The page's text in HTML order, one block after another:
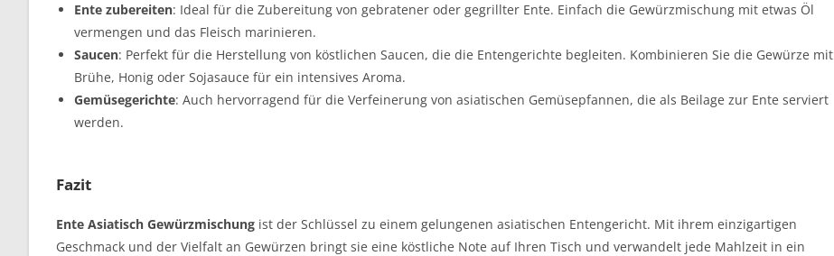
Ente zubereiten: Ideal für die Zubereitung von gebratener oder gegrillter Ente. Einfach die Gewürzmischung mit etwas Öl
vermengen und das Fleisch marinieren.
Saucen: Perfekt für die Herstellung von köstlichen Saucen, die die Entengerichte begleiten. Kombinieren Sie die Gewürze mit
Brühe, Honig oder Sojasauce für ein intensives Aroma.
Gemüsegerichte: Auch hervorragend für die Verfeinerung von asiatischen Gemüsepfannen, die als Beilage zur Ente serviert
werden.
Fazit
Ente Asiatisch Gewürzmischung ist der Schlüssel zu einem gelungenen asiatischen Entengericht. Mit ihrem einzigartigen
Geschmack und der Vielfalt an Gewürzen bringt sie eine köstliche Note auf Ihren Tisch und verwandelt jede Mahlzeit in ein